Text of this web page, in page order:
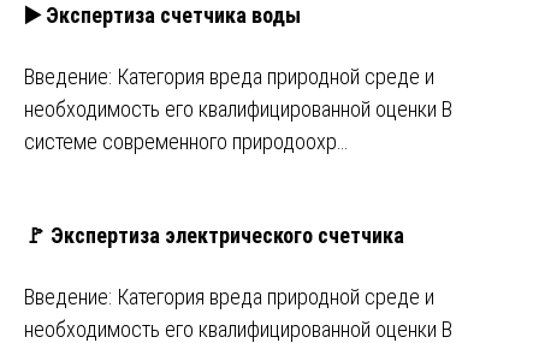
▶️ Экспертиза счетчика воды
Введение: Категория вреда природной среде и
необходимость его квалифицированной оценки В
системе современного природоохр…
🚩 Экспертиза электрического счетчика
Введение: Категория вреда природной среде и
необходимость его квалифицированной оценки В